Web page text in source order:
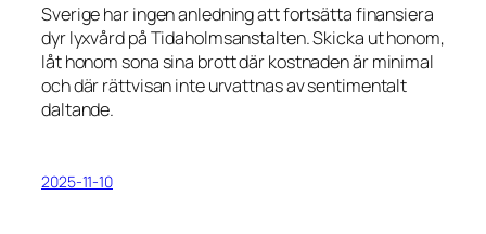
Sverige har ingen anledning att fortsätta finansiera
dyr lyxvård på Tidaholmsanstalten. Skicka ut honom,
låt honom sona sina brott där kostnaden är minimal
och där rättvisan inte urvattnas av sentimentalt
daltande.
2025-11-10